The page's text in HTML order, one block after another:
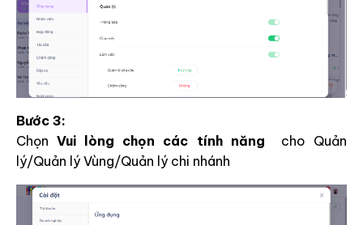
Bước 3:
ChọnVui lòng chọn các tính năng cho Quản
lý/Quản lý Vùng/Quản lý chi nhánh